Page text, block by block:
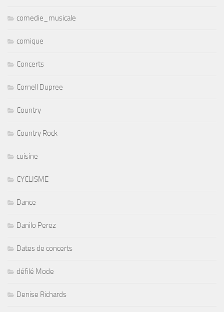
comedie_musicale
comique
Concerts
Cornell Dupree
Country
Country Rock
cuisine
CYCLISME
Dance
Danilo Perez
Dates de concerts
défilé Mode
Denise Richards